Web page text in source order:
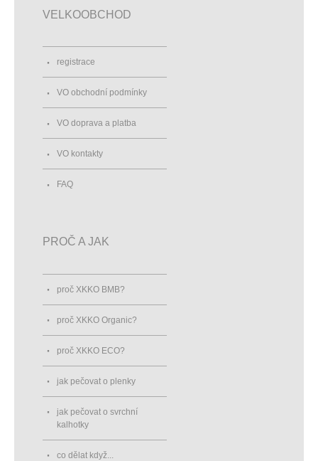
VELKOOBCHOD
registrace
VO obchodní podmínky
VO doprava a platba
VO kontakty
FAQ
PROČ A JAK
proč XKKO BMB?
proč XKKO Organic?
proč XKKO ECO?
jak pečovat o plenky
jak pečovat o svrchní
kalhotky
co dělat když...